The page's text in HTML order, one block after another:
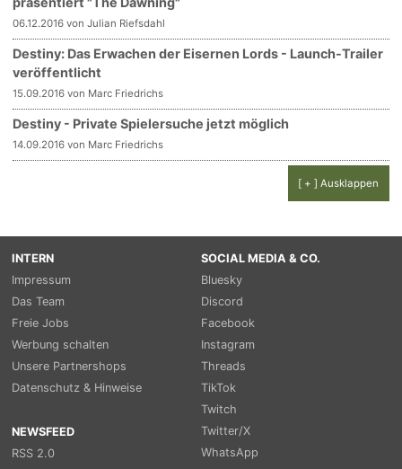
06.12.2016 von Julian Riefsdahl
Destiny: Das Erwachen der Eisernen Lords - Launch-Trailer
veröffentlicht
15.09.2016 von Marc Friedrichs
Destiny - Private Spielersuche jetzt möglich
14.09.2016 von Marc Friedrichs
[ + ] Ausklappen
INTERN
Impressum
Das Team
Freie Jobs
Werbung schalten
Unsere Partnershops
Datenschutz & Hinweise
NEWSFEED
RSS 2.0
SOCIAL MEDIA & CO.
Bluesky
Discord
Facebook
Instagram
Threads
TikTok
Twitch
Twitter/X
WhatsApp